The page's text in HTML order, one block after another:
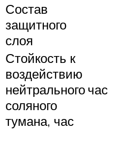
Состав
защитного
слоя
Стойкость к
воздействию
нейтрального
соляного
тумана, час
час